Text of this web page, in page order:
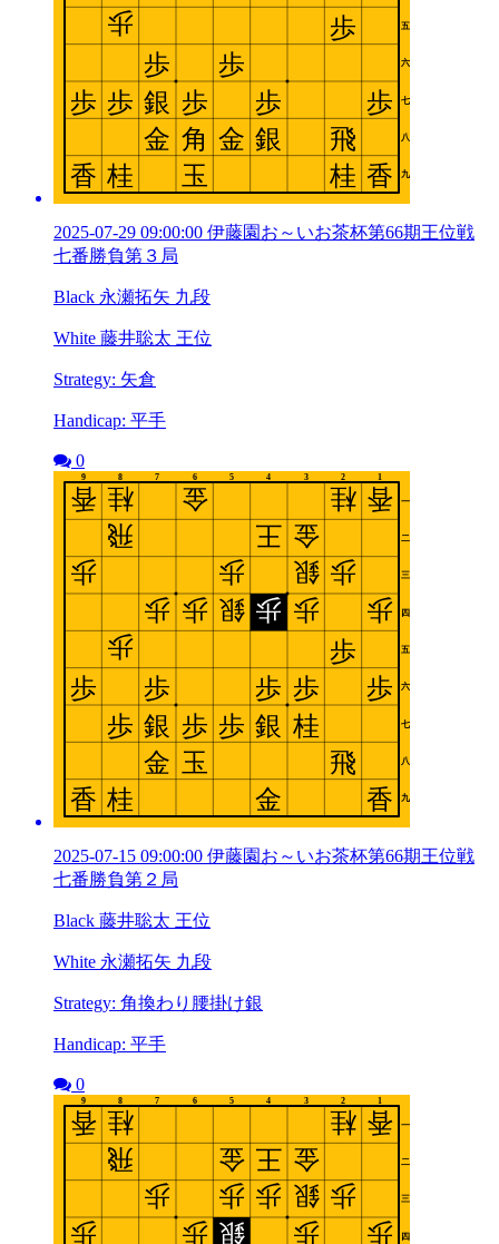
2025-07-29 09:00:00 伊藤園お～いお茶杯第66期王位戦
七番勝負第３局
Black 永瀬拓矢 九段
White 藤井聡太 王位
Strategy: 矢倉
Handicap: 平手
0
2025-07-15 09:00:00 伊藤園お～いお茶杯第66期王位戦
七番勝負第２局
Black 藤井聡太 王位
White 永瀬拓矢 九段
Strategy: 角換わり腰掛け銀
Handicap: 平手
0